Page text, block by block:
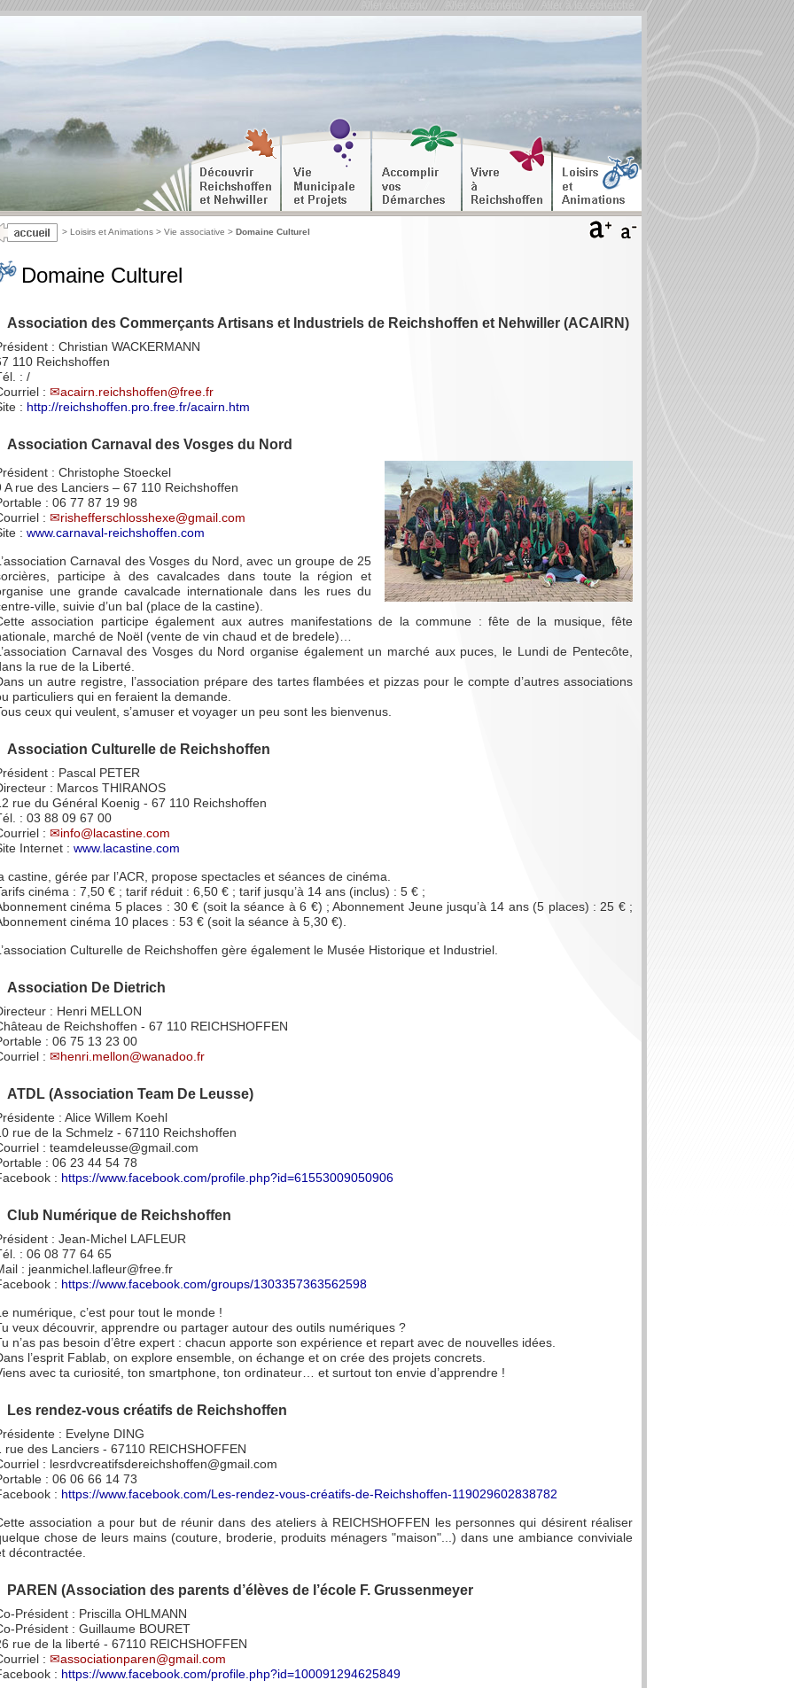
Aller au menu Aller au contenu Aller à la recherche
> Loisirs et Animations > Vie associative > Domaine Culturel
Domaine Culturel
Association des Commerçants Artisans et Industriels de Reichshoffen et Nehwiller (ACAIRN)
: Christian WACKERMANN
110 Reichshoffen
: /
:
acairn.reichshoffen@free.fr
: http://reichshoffen.pro.free.fr/acairn.htm
Association Carnaval des Vosges du Nord
: Christophe Stoeckel
A rue des Lanciers – 67 110 Reichshoffen
: 06 77 87 19 98
:
rishefferschlosshexe@gmail.com
: www.carnaval-reichshoffen.com
Carnaval des Vosges du Nord, avec un groupe de 25
participe à des cavalcades dans toute la région et
une grande cavalcade internationale dans les rues du
ville, suivie d’un bal (place de la castine).
association participe également aux autres manifestations de la commune : fête de la musique, fête
marché de Noël (vente de vin chaud et de bredele)…
Carnaval des Vosges du Nord organise également un marché aux puces, le Lundi de Pentecôte,
la rue de la Liberté.
un autre registre, l’association prépare des tartes flambées et pizzas pour le compte d’autres associations
particuliers qui en feraient la demande.
ceux qui veulent, s’amuser et voyager un peu sont les bienvenus.
Association Culturelle de Reichshoffen
: Pascal PETER
: Marcos THIRANOS
rue du Général Koenig - 67 110 Reichshoffen
: 03 88 09 67 00
:
info@lacastine.com
Internet : www.lacastine.com
castine, gérée par l’ACR, propose spectacles et séances de cinéma.
cinéma : 7,50 € ; tarif réduit : 6,50 € ; tarif jusqu’à 14 ans (inclus) : 5 € ;
cinéma 5 places : 30 € (soit la séance à 6 €) ; Abonnement Jeune jusqu’à 14 ans (5 places) : 25 € ;
cinéma 10 places : 53 € (soit la séance à 5,30 €).
Culturelle de Reichshoffen gère également le Musée Historique et Industriel.
Association De Dietrich
: Henri MELLON
de Reichshoffen - 67 110 REICHSHOFFEN
: 06 75 13 23 00
:
henri.mellon@wanadoo.fr
ATDL (Association Team De Leusse)
: Alice Willem Koehl
rue de la Schmelz - 67110 Reichshoffen
: teamdeleusse@gmail.com
: 06 23 44 54 78
: https://www.facebook.com/profile.php?id=61553009050906
Club Numérique de Reichshoffen
: Jean-Michel LAFLEUR
: 06 08 77 64 65
: jeanmichel.lafleur@free.fr
: https://www.facebook.com/groups/1303357363562598
numérique, c’est pour tout le monde !
veux découvrir, apprendre ou partager autour des outils numériques ?
n’as pas besoin d’être expert : chacun apporte son expérience et repart avec de nouvelles idées.
l’esprit Fablab, on explore ensemble, on échange et on crée des projets concrets.
avec ta curiosité, ton smartphone, ton ordinateur… et surtout ton envie d’apprendre !
Les rendez-vous créatifs de Reichshoffen
: Evelyne DING
rue des Lanciers - 67110 REICHSHOFFEN
: lesrdvcreatifsdereichshoffen@gmail.com
: 06 06 66 14 73
: https://www.facebook.com/Les-rendez-vous-créatifs-de-Reichshoffen-119029602838782
association a pour but de réunir dans des ateliers à REICHSHOFFEN les personnes qui désirent réaliser
chose de leurs mains (couture, broderie, produits ménagers "maison"...) dans une ambiance conviviale
décontractée.
PAREN (Association des parents d’élèves de l’école F. Grussenmeyer
Président : Priscilla OHLMANN
Président : Guillaume BOURET
rue de la liberté - 67110 REICHSHOFFEN
:
associationparen@gmail.com
: https://www.facebook.com/profile.php?id=100091294625849